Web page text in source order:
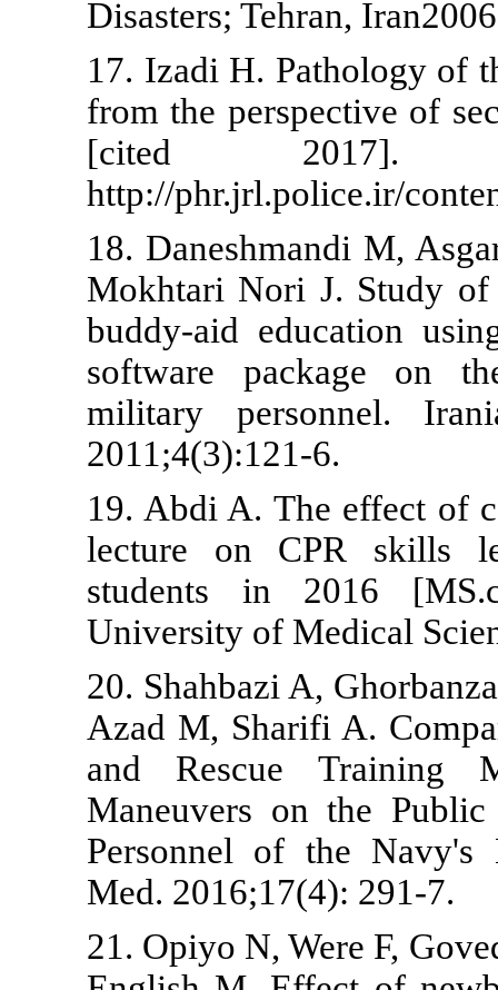
Disasters;
17. Izadi H.
from the
[cited
http://
18.
Mokhtari
buddy-aid
software
military
19. Abdi A.
lecture on
students
University of
20.
Azad M,
and
Maneuvers
Personnel
Med.
21. Opiyo N,